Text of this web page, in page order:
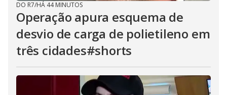
DO R7/HÁ 44 MINUTOS
Operação apura esquema de
desvio de carga de polietileno em
três cidades#shorts